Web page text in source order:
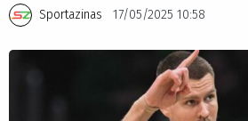
Sportazinas 17/05/2025 10:58